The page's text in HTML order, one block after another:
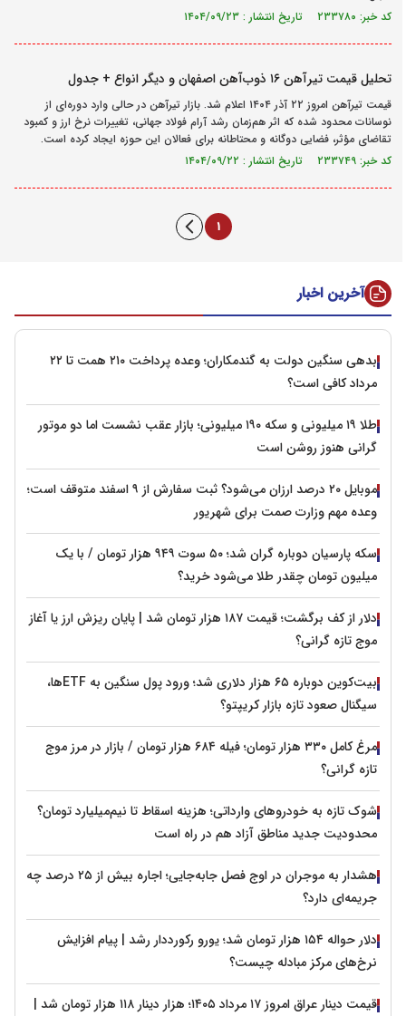
کد خبر: ۲۳۳۷۸۰ تاریخ انتشار : ۱۴۰۴/۰۹/۲۳
تحلیل قیمت تیرآهن ۱۶ ذوب‌آهن اصفهان و دیگر انواع + جدول
قیمت تیرآهن امروز ۲۲ آذر ۱۴۰۴ اعلام شد. بازار تیرآهن در حالی وارد دوره‌ای از
نوسانات محدود شده که اثر هم‌زمان رشد آرام فولاد جهانی، تغییرات نرخ ارز و کمبود
تقاضای مؤثر، فضایی دوگانه و محتاطانه برای فعالان این حوزه ایجاد کرده است.
کد خبر: ۲۳۳۷۴۹ تاریخ انتشار : ۱۴۰۴/۰۹/۲۲
آخرین اخبار
بدهی سنگین دولت به گندمکاران؛ وعده پرداخت ۲۱۰ همت تا ۲۲
مرداد کافی است؟
طلا ۱۹ میلیونی و سکه ۱۹۰ میلیونی؛ بازار عقب نشست اما دو موتور
گرانی هنوز روشن است
موبایل ۲۰ درصد ارزان می‌شود؟ ثبت سفارش از ۹ اسفند متوقف است؛
وعده مهم وزارت صمت برای شهریور
سکه پارسیان دوباره گران شد؛ ۵۰ سوت ۹۴۹ هزار تومان / با یک
میلیون تومان چقدر طلا می‌شود خرید؟
دلار از کف برگشت؛ قیمت ۱۸۷ هزار تومان شد | پایان ریزش ارز یا آغاز
موج تازه گرانی؟
بیت‌کوین دوباره ۶۵ هزار دلاری شد؛ ورود پول سنگین به ETFها،
سیگنال صعود تازه بازار کریپتو؟
مرغ کامل ۳۳۰ هزار تومان؛ فیله ۶۸۴ هزار تومان / بازار در مرز موج
تازه گرانی؟
شوک تازه به خودروهای وارداتی؛ هزینه اسقاط تا نیم‌میلیارد تومان؟
محدودیت جدید مناطق آزاد هم در راه است
هشدار به موجران در اوج فصل جابه‌جایی؛ اجاره بیش از ۲۵ درصد چه
جریمه‌ای دارد؟
دلار حواله ۱۵۴ هزار تومان شد؛ یورو رکورددار رشد | پیام افزایش
نرخ‌های مرکز مبادله چیست؟
قیمت دینار عراق امروز ۱۷ مرداد ۱۴۰۵؛ هزار دینار ۱۱۸ هزار تومان شد |